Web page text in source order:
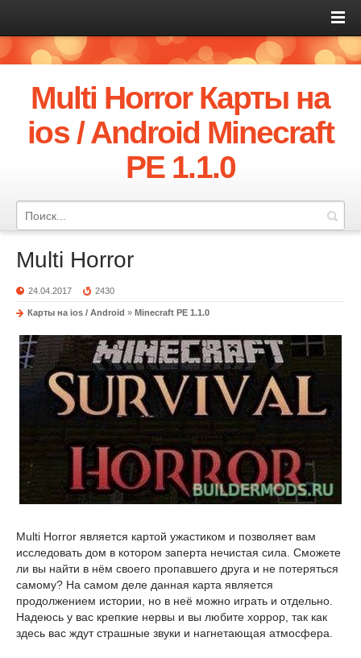
Multi Horror Карты на
ios / Android Minecraft
PE 1.1.0
Multi Horror
24.04.2017 2430
Карты на ios / Android » Minecraft PE 1.1.0
Multi Horror является картой ужастиком и позволяет вам
исследовать дом в котором заперта нечистая сила. Сможете
ли вы найти в нём своего пропавшего друга и не потеряться
самому? На самом деле данная карта является
продолжением истории, но в неё можно играть и отдельно.
Надеюсь у вас крепкие нервы и вы любите хоррор, так как
здесь вас ждут страшные звуки и нагнетающая атмосфера.